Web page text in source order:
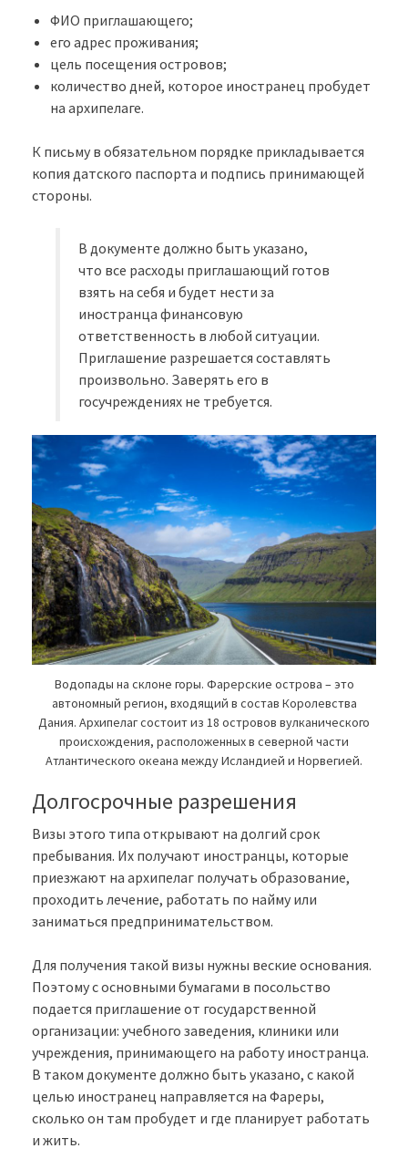
ФИО приглашающего;
его адрес проживания;
цель посещения островов;
количество дней, которое иностранец пробудет
на архипелаге.
К письму в обязательном порядке прикладывается
копия датского паспорта и подпись принимающей
стороны.
В документе должно быть указано,
что все расходы приглашающий готов
взять на себя и будет нести за
иностранца финансовую
ответственность в любой ситуации.
Приглашение разрешается составлять
произвольно. Заверять его в
госучреждениях не требуется.
Водопады на склоне горы. Фарерские острова – это
автономный регион, входящий в состав Королевства
Дания. Архипелаг состоит из 18 островов вулканического
происхождения, расположенных в северной части
Атлантического океана между Исландией и Норвегией.
Долгосрочные разрешения
Визы этого типа открывают на долгий срок
пребывания. Их получают иностранцы, которые
приезжают на архипелаг получать образование,
проходить лечение, работать по найму или
заниматься предпринимательством.
Для получения такой визы нужны веские основания.
Поэтому с основными бумагами в посольство
подается приглашение от государственной
организации: учебного заведения, клиники или
учреждения, принимающего на работу иностранца.
В таком документе должно быть указано, с какой
целью иностранец направляется на Фареры,
сколько он там пробудет и где планирует работать
и жить.